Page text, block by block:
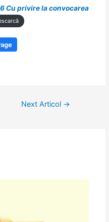
Cu privire la convocarea
Next Articol →